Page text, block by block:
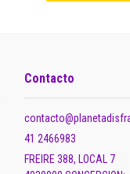
Contacto
41 2466983
FREIRE 388, LOCAL 7